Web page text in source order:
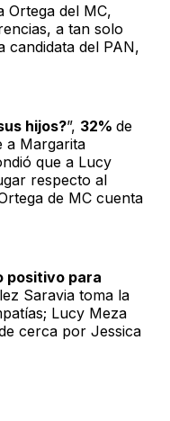
Ortega del MC,
a tan solo
candidata del PAN,
hijos?”, 32% de
a Margarita
que a Lucy
respecto al
de MC cuenta
positivo para
Saravia toma la
Lucy Meza
cerca por Jessica